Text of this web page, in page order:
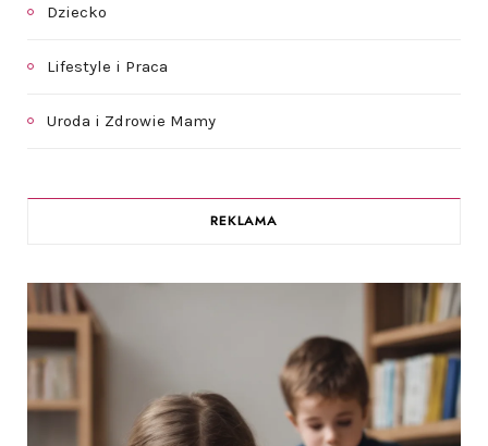
Dziecko
Lifestyle i Praca
Uroda i Zdrowie Mamy
REKLAMA